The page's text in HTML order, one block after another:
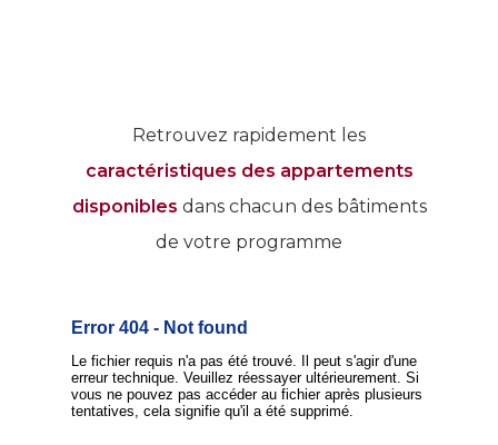
Retrouvez rapidement les
caractéristiques des appartements
disponibles dans chacun des bâtiments
de votre programme